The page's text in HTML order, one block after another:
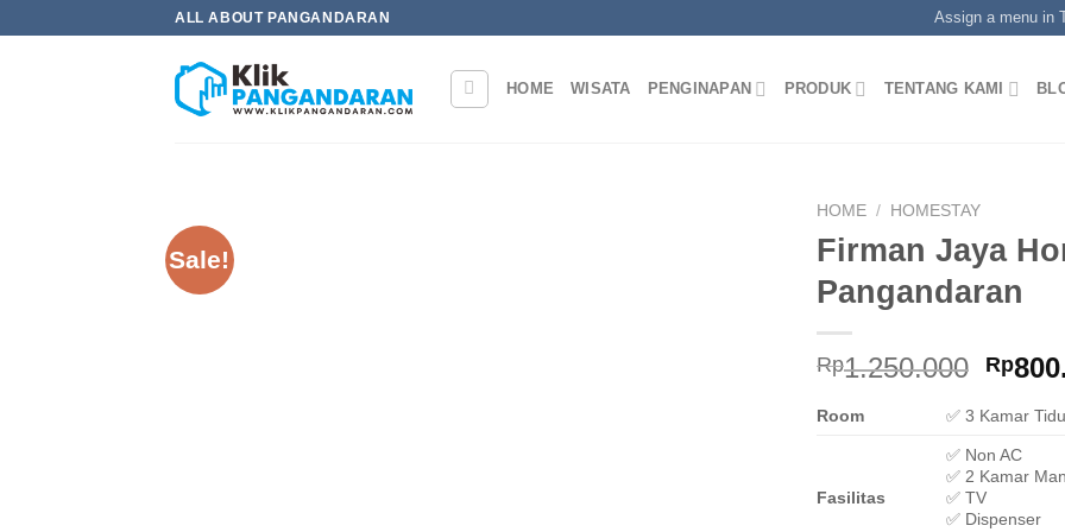
ALL ABOUT PANGANDARAN Assign a menu in
HOME WISATA PENGINAPAN PRODUK TENTANG KAMI
Sale!
HOME / HOMESTAY
Firman Jaya
Pangandaran
Rp1.250.000
was:
Rp
Room ✅ 3 Kamar
Fasilitas
✅ Non AC
✅ 2 Kamar
✅ TV
✅ Dispenser